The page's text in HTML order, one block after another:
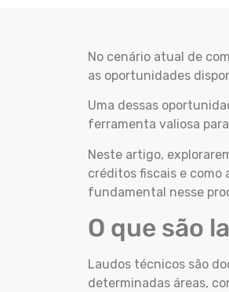
No cenário atual de
as oportunidades
Uma dessas
ferramenta valiosa
Neste artigo,
créditos fiscais e como
fundamental nesse
O que são
Laudos técnicos são
determinadas áreas,